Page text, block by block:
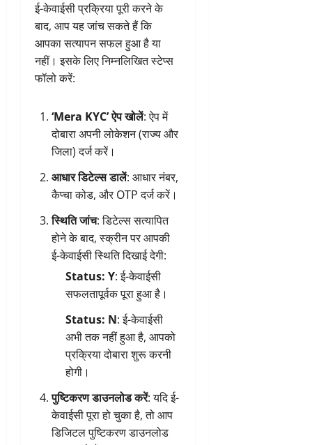
ई-केवाईसी प्रक्रिया पूरी करने के
बाद, आप यह जांच सकते हैं कि
आपका सत्यापन सफल हुआ है या
नहीं। इसके लिए निम्नलिखित स्टेप्स
फॉलो करें:
‘Mera KYC’ ऐप खोलें: ऐप में
दोबारा अपनी लोकेशन (राज्य और
जिला) दर्ज करें।
आधार डिटेल्स डालें: आधार नंबर,
कैप्चा कोड, और OTP दर्ज करें।
स्थिति जांच: डिटेल्स सत्यापित
होने के बाद, स्क्रीन पर आपकी
ई-केवाईसी स्थिति दिखाई देगी:
Status: Y: ई-केवाईसी
सफलतापूर्वक पूरा हुआ है।
Status: N: ई-केवाईसी
अभी तक नहीं हुआ है, आपको
प्रक्रिया दोबारा शुरू करनी
होगी।
पुष्टिकरण डाउनलोड करें: यदि ई-
केवाईसी पूरा हो चुका है, तो आप
डिजिटल पुष्टिकरण डाउनलोड